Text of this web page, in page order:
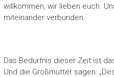
willkommen, wir lieben euch.
miteinander verbunden.
Das Bedürfnis dieser Zeit ist
Und die Großmütter sagen: